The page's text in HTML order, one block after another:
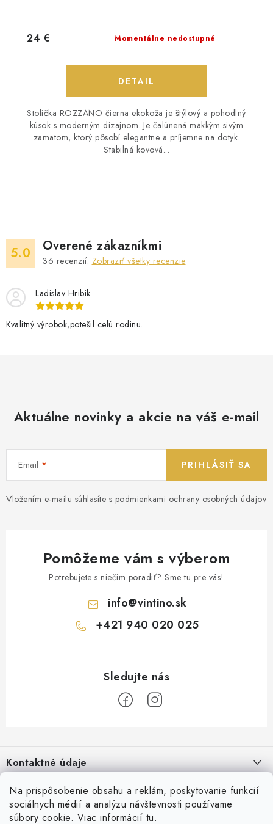
Na prispôsobenie obsahu a reklám, poskytovanie funkcií
sociálnych médií a analýzu návštevnosti používame
súbory cookie. Viac informácií tu.
Momentálne nedostupné
24 €
DETAIL
Stolička ROZZANO čierna ekokoža je štýlový a pohodlný
kúsok s moderným dizajnom. Je čalúnená mäkkým sivým
zamatom, ktorý pôsobí elegantne a príjemne na dotyk.
Stabilná kovová...
5.0 Overené zákazníkmi
36 recenzií. Zobraziť všetky recenzie
Ladislav Hribik
Kvalitný výrobok,potešil celú rodinu.
Aktuálne novinky a akcie na váš e-mail
Email
Vložením e-mailu súhlasíte s podmienkami ochrany osobných údajov
PRIHLÁSIŤ SA
Pomôžeme vám s výberom
Potrebujete s niečím poradiť? Sme tu pre vás!
info@vintino.sk
+421 940 020 025
pKontaktné údaje
Vintino.sk
Prevádzkovateľ: LAURES s.r.o.
O nás
Všeobecné obchodné podmienky